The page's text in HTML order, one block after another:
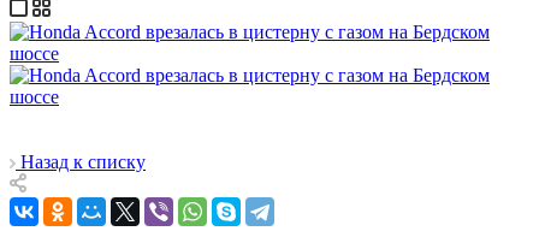
Назад к списку